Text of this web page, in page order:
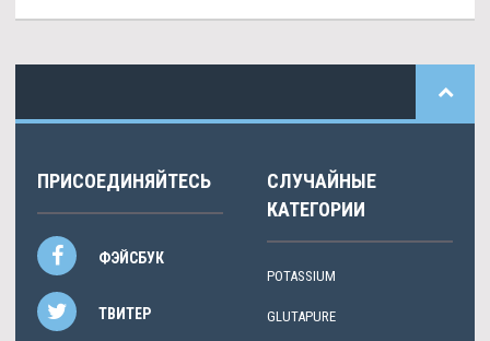
ПРИСОЕДИНЯЙТЕСЬ
ФЭЙСБУК
ТВИТЕР
СЛУЧАЙНЫЕ
КАТЕГОРИИ
POTASSIUM
GLUTAPURE